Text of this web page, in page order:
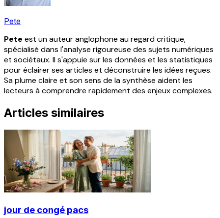
Pete
Pete est un auteur anglophone au regard critique,
spécialisé dans l'analyse rigoureuse des sujets numériques
et sociétaux. Il s'appuie sur les données et les statistiques
pour éclairer ses articles et déconstruire les idées reçues.
Sa plume claire et son sens de la synthèse aident les
lecteurs à comprendre rapidement des enjeux complexes.
Articles similaires
jour de congé pacs